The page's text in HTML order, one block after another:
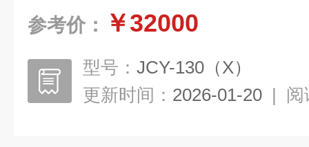
参考价： ￥32000
型号： JCY-130（X）
更新时间： 2026-01-20 | 阅